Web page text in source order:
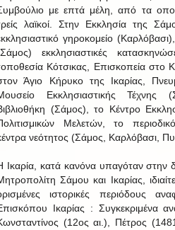
με επτά μέλη, από τα
λαϊκοί. Στην Εκκλησία της
γηροκομείο
εκκλησιαστικές
Κότσικας, Επισκοπεία στο
Άγιο Κήρυκο της Ικαρίας,
Εκκλησιαστικής Τέχνης
(Σάμος), το Κέντρο
Μελετών, το
νεότητος (Σάμος, Καρλόβασι,
Ικαρία, κατά κανόνα υπαγόταν στην
Σάμου και Ικαρίας,
ιστορικές περιόδους
Ικαρίας : Συγκεκριμένα
(12ος αι.), Πέτρος